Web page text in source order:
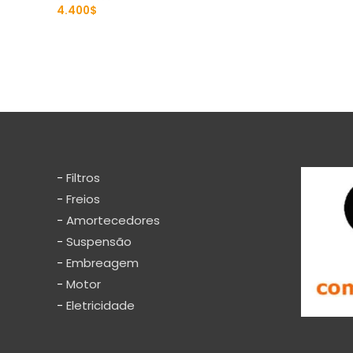
Rated
4.400$
- Filtros
- Freios
- Amortecedores
- Suspensão
- Embreagem
- Motor
- Eletricidade